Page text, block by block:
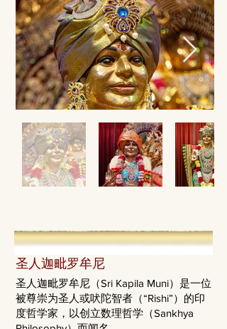
圣人迦毗罗牟尼
圣人迦毗罗牟尼（Sri Kapila Muni）是一位
被尊崇为圣人或吠陀智者（“Rishi”）的印
度哲学家，以创立数理哲学（Sankhya